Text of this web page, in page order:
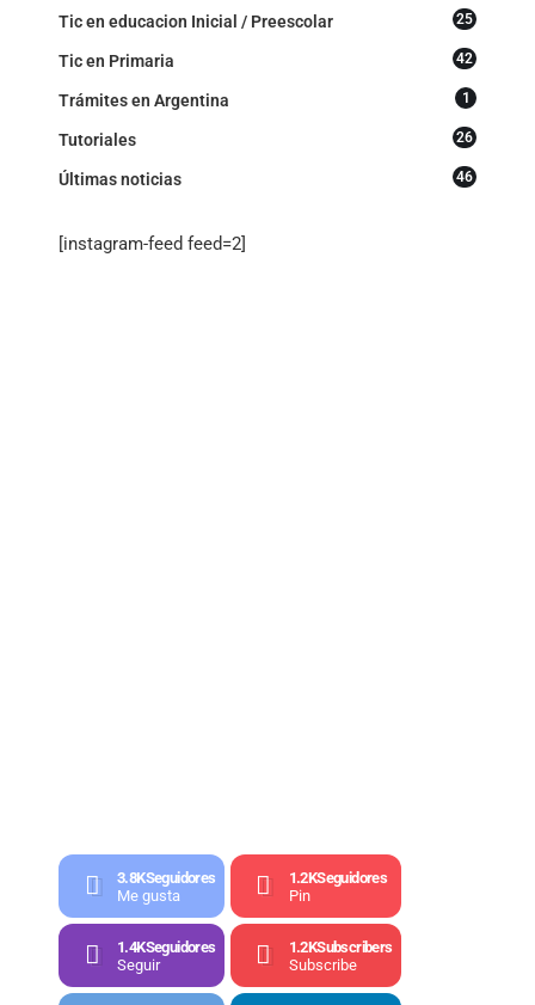
Tic en educacion Inicial / Preescolar 25
Tic en Primaria 42
Trámites en Argentina 1
Tutoriales 26
Últimas noticias 46
[instagram-feed feed=2]
3.8KSeguidores
Me gusta
1.2KSeguidores
Pin
1.4KSeguidores
Seguir
1.2KSubscribers
Subscribe